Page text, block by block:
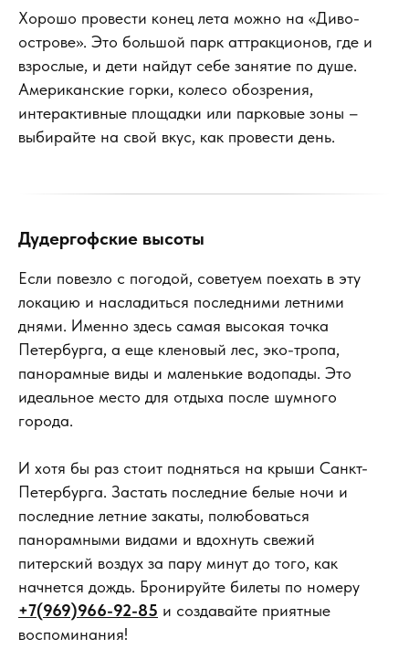
Хорошо провести конец лета можно на «Диво-
острове». Это большой парк аттракционов, где и
взрослые, и дети найдут себе занятие по душе.
Американские горки, колесо обозрения,
интерактивные площадки или парковые зоны –
выбирайте на свой вкус, как провести день.
Дудергофские высоты
Если повезло с погодой, советуем поехать в эту
локацию и насладиться последними летними
днями. Именно здесь самая высокая точка
Петербурга, а еще кленовый лес, эко-тропа,
панорамные виды и маленькие водопады. Это
идеальное место для отдыха после шумного
города.
И хотя бы раз стоит подняться на крыши Санкт-
Петербурга. Застать последние белые ночи и
последние летние закаты, полюбоваться
панорамными видами и вдохнуть свежий
питерский воздух за пару минут до того, как
начнется дождь. Бронируйте билеты по номеру
+7(969)966-92-85 и создавайте приятные
воспоминания!